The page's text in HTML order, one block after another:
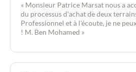
« Monsieur Patrice Marsat nous a
du processus d'achat de deux
Professionnel et à l'écoute, je ne
! M. Ben Mohamed »